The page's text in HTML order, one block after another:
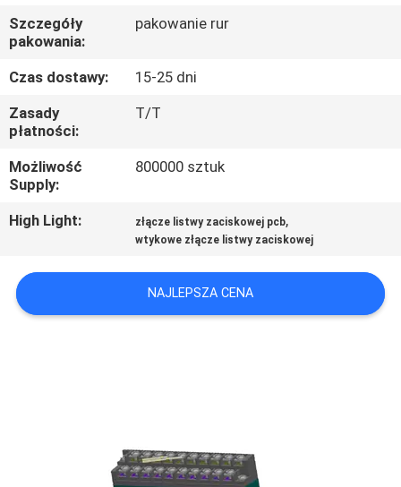
SKONTAKTUJ
SIĘ
Z
NAMI
POPROSIĆ
O
WYCENĘ
SITEMAP
Szczegóły
pakowania:
pakowanie rur
Czas dostawy:
15-25 dni
Zasady
płatności:
T/T
Możliwość
Supply:
800000 sztuk
High Light: złącze listwy zaciskowej pcb,
wtykowe złącze listwy zaciskowej
NAJLEPSZA CENA